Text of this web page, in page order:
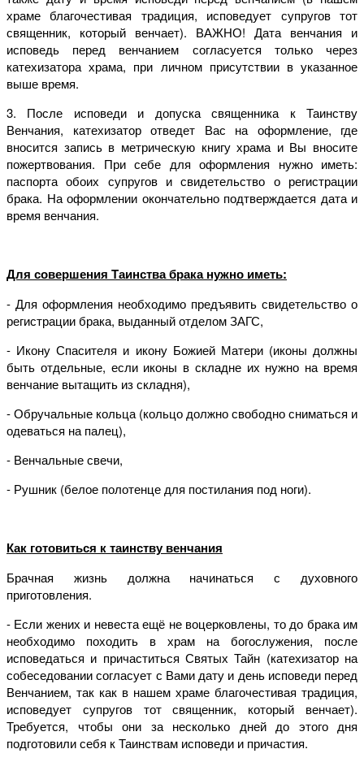
храме благочестивая традиция, исповедует супругов тот
священник, который венчает). ВАЖНО! Дата венчания и
исповедь перед венчанием согласуется только через
катехизатора храма, при личном присутствии в указанное
выше время.
3. После исповеди и допуска священника к Таинству
Венчания, катехизатор отведет Вас на оформление, где
вносится запись в метрическую книгу храма и Вы вносите
пожертвования. При себе для оформления нужно иметь:
паспорта обоих супругов и свидетельство о регистрации
брака. На оформлении окончательно подтверждается дата и
время венчания.
Для совершения Таинства брака нужно иметь:
- Для оформления необходимо предъявить свидетельство о
регистрации брака, выданный отделом ЗАГС,
- Икону Спасителя и икону Божией Матери (иконы должны
быть отдельные, если иконы в складне их нужно на время
венчание вытащить из складня),
- Обручальные кольца (кольцо должно свободно сниматься и
одеваться на палец),
- Венчальные свечи,
- Рушник (белое полотенце для постилания под ноги).
Как готовиться к таинству венчания
Брачная жизнь должна начинаться с духовного
приготовления.
- Если жених и невеста ещё не воцерковлены, то до брака им
необходимо походить в храм на богослужения, после
исповедаться и причаститься Святых Тайн (катехизатор на
собеседовании согласует с Вами дату и день исповеди перед
Венчанием, так как в нашем храме благочестивая традиция,
исповедует супругов тот священник, который венчает).
Требуется, чтобы они за несколько дней до этого дня
подготовили себя к Таинствам исповеди и причастия.